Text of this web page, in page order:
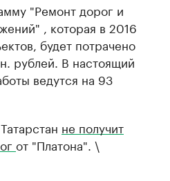
"Ремонт дорог и
, которая в 2016
будет потрачено
рублей. В настоящий
ведутся на 93
не получит
от "Платона". \